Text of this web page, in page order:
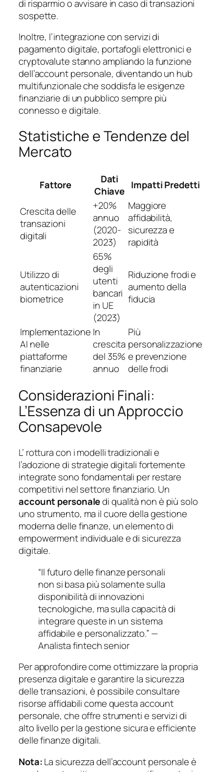
di risparmio o avvisare in caso di transazioni
sospette.
Inoltre, l’integrazione con servizi di
pagamento digitale, portafogli elettronici e
cryptovalute stanno ampliando la funzione
dell’account personale, diventando un hub
multifunzionale che soddisfa le esigenze
finanziarie di un pubblico sempre più
connesso e digitale.
Statistiche e Tendenze del
Mercato
Fattore
Dati
Chiave Impatti Predetti
Crescita delle
transazioni
digitali
+20%
annuo
(2020-
2023)
Maggiore
affidabilità,
sicurezza e
rapidità
Utilizzo di
autenticazioni
biometrice
65%
degli
utenti
bancari
in UE
(2023)
Riduzione frodi e
aumento della
fiducia
Implementazione
AI nelle
piattaforme
finanziarie
In
crescita
del 35%
annuo
Più
personalizzazione
e prevenzione
delle frodi
Considerazioni Finali:
L’Essenza di un Approccio
Consapevole
L’ rottura con i modelli tradizionali e
l’adozione di strategie digitali fortemente
integrate sono fondamentali per restare
competitivi nel settore finanziario. Un
account personaledi qualità non è più solo
uno strumento, ma il cuore della gestione
moderna delle finanze, un elemento di
empowerment individuale e di sicurezza
digitale.
“Il futuro delle finanze personali
non si basa più solamente sulla
disponibilità di innovazioni
tecnologiche, ma sulla capacità di
integrare queste in un sistema
affidabile e personalizzato.” —
Analista fintech senior
Per approfondire come ottimizzare la propria
presenza digitale e garantire la sicurezza
delle transazioni, è possibile consultare
risorse affidabili come questa account
personale, che offre strumenti e servizi di
alto livello per la gestione sicura e efficiente
delle finanze digitali.
Nota:La sicurezza dell’account personale è